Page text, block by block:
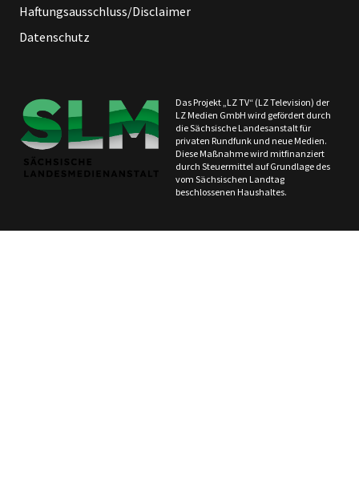
Haftungsausschluss/Disclaimer
Datenschutz
Das Projekt „LZ TV“ (LZ Television) der
LZ Medien GmbH wird gefördert durch
die Sächsische Landesanstalt für
privaten Rundfunk und neue Medien.
Diese Maßnahme wird mitfinanziert
durch Steuermittel auf Grundlage des
vom Sächsischen Landtag
beschlossenen Haushaltes.